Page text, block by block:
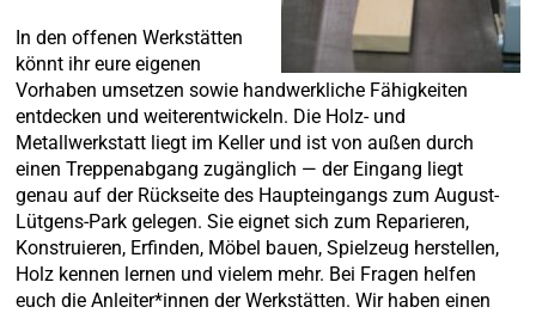
In den offenen Werkstätten
könnt ihr eure eigenen
Vorhaben umsetzen sowie handwerkliche Fähigkeiten
entdecken und weiterentwickeln. Die Holz- und
Metallwerkstatt liegt im Keller und ist von außen durch
einen Treppenabgang zugänglich — der Eingang liegt
genau auf der Rückseite des Haupteingangs zum August-
Lütgens-Park gelegen. Sie eignet sich zum Reparieren,
Konstruieren, Erfinden, Möbel bauen, Spielzeug herstellen,
Holz kennen lernen und vielem mehr. Bei Fragen helfen
euch die Anleiter*innen der Werkstätten. Wir haben einen